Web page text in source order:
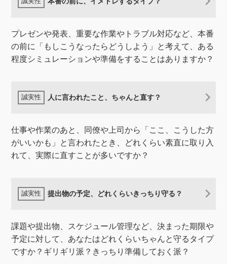
プレゼンや発表、重要な作業やトラブル対応など、本番
の前に「もしこうなったらどうしよう」と考えて、ある
程度シミュレーションや準備をすることはありますか？
人に言われたこと、ちゃんと直す？
仕事や作業のあと、同僚や上司から「ここ、こうした方
がいいかも」と言われたとき、どれくらい素直に取り入
れて、実際に直すことが多いですか？
提出物の予定、どれくらいきっちり守る？
課題や提出物、スケジュール管理など、決まった期限や
予定に対して、あなたはどれくらいちゃんと守るタイプ
ですか？ギリギリ派？きっちり準備しておく派？